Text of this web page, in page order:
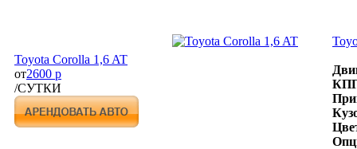
Toyota Corolla 1,6 AT
от2600 р
/СУТКИ